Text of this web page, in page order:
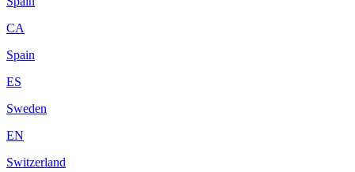
CA
Spain
ES
Sweden
EN
Switzerland